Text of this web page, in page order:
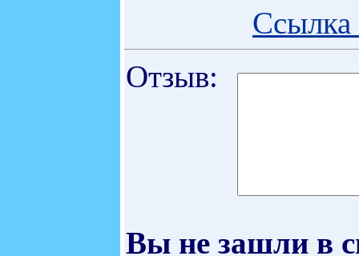
Ссылка
Отзыв:
Вы не зашли в